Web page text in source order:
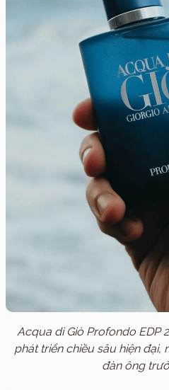
Acqua di Giò Profondo EDP
phát triển chiều sâu hiện đại,
đàn ông